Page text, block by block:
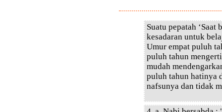
Suatu pepatah
kesadaran untuk
Umur empat puluh
puluh tahun
mudah
puluh tahun hatinya
nafsunya dan tidak